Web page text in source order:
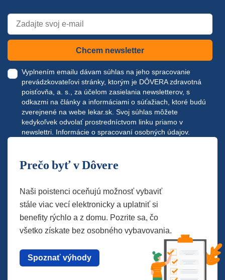
Chcem newsletter
Vyplnením emailu dávam súhlas na jeho spracovanie
prevádzkovateľovi stránky, ktorým je DÔVERA zdravotná
poisťovňa, a. s., za účelom zasielania newsletterov, s
odkazmi na články a informáciami o súťažiach, ktoré budú
zverejnené na webe lekar.sk . Svoj súhlas môžete
kedykoľvek odvolať prostredníctvom linku priamo v
newslettri. Informácie o spracovaní osobných údajov.
Prečo byť v Dôvere
Naši poistenci oceňujú možnosť vybaviť
stále viac vecí elektronicky a uplatniť si
benefity rýchlo a z domu. Pozrite sa, čo
všetko získate bez osobného vybavovania.
Spoznať výhody